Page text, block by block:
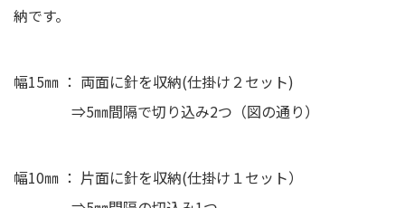
納です。
幅15㎜ ： 両面に針を収納(仕掛け２セット)
⇒5㎜間隔で切り込み2つ（図の通り）
幅10㎜ ： 片面に針を収納(仕掛け１セット）